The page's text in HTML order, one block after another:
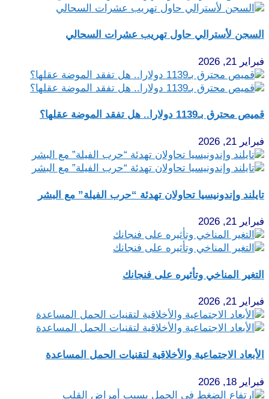
السجن لأسترالي حاول تهريب عشرات السحالي
فبراير 21, 2026
قميص محترق بـ1139 دولارا.. هل تفقد الموضة عقلها؟
فبراير 21, 2026
تايلند وإندونيسيا تحاولان تهدئة “حرب الفيلة” مع البشر
فبراير 21, 2026
التغير المناخي وتأثيره على فنجانك
فبراير 21, 2026
الأبعاد الاجتماعية والأخلاقية لتقنيات الحمل المساعدة
فبراير 18, 2026